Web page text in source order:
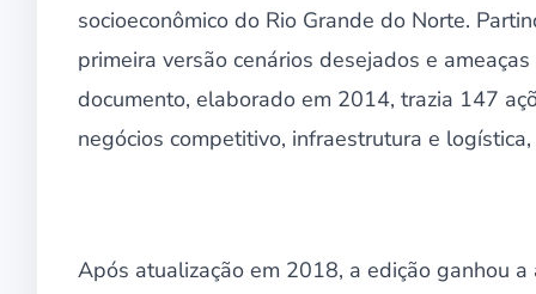
socioeconômico do Rio Grande do Norte.
primeira versão cenários desejados e
documento, elaborado em 2014, trazia 147
negócios competitivo, infraestrutura e
Após atualização em 2018, a edição ganhou